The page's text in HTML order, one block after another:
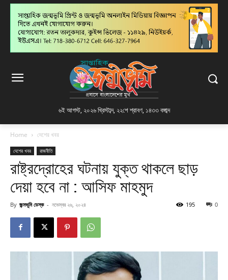
৬ই আগস্ট, ২০২৬ খ্রিস্টাব্দ, ২২শে শ্রাবণ, ১৪৩৩ বঙ্গাব্দ
Home দেশের খবর
দেশের খবর রাজনীতি
রাষ্ট্রদ্রোহের ঘটনায় যুক্ত থাকলে ছাড়
দেয়া হবে না : আসিফ মাহমুদ
By জন্মভূমি ডেস্ক - নভেম্বর ২৬, ২০২৪ 0
195